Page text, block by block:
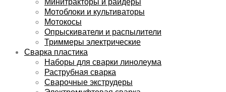
Мотоблоки и культиваторы
Мотокосы
Опрыскиватели и распылители
Триммеры электрические
Сварка пластика
Наборы для сварки линолеума
Раструбная сварка
Сварочные экструдеры